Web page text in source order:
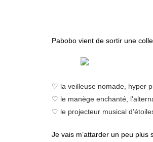
Pabobo vient de sortir une
♡ la veilleuse nomade, hyper
♡ le manège enchanté,
♡ le projecteur musical
Je vais m’attarder un peu plus